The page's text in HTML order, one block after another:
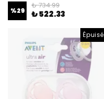
%29
₺ 734.99
₺ 522.33
Épuisé